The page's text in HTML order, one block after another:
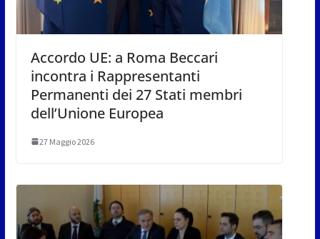
Accordo UE: a Roma Beccari
incontra i Rappresentanti
Permanenti dei 27 Stati membri
dell’Unione Europea
27 Maggio 2026